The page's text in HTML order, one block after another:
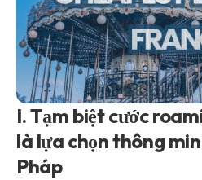
I. Tạm biệt cước
là lựa chọn thông
Pháp